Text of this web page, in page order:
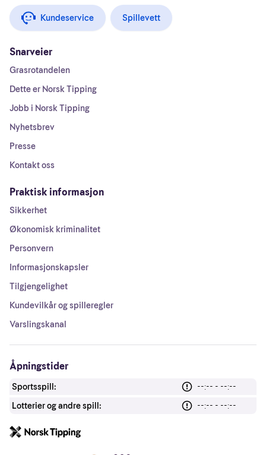
Kundeservice Spillevett
Snarveier
Grasrotandelen
Dette er Norsk Tipping
Jobb i Norsk Tipping
Nyhetsbrev
Presse
Kontakt oss
Praktisk informasjon
Sikkerhet
Økonomisk kriminalitet
Personvern
Informasjonskapsler
Tilgjengelighet
Kundevilkår og spilleregler
Varslingskanal
Åpningstider
Sportsspill:
--:-- - --:--
Lotterier og andre spill:
--:-- - --:--